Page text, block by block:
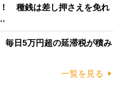
！ 種銭は差し押さえを免れ
毎日5万円超の延滞税が積み
一覧を見る